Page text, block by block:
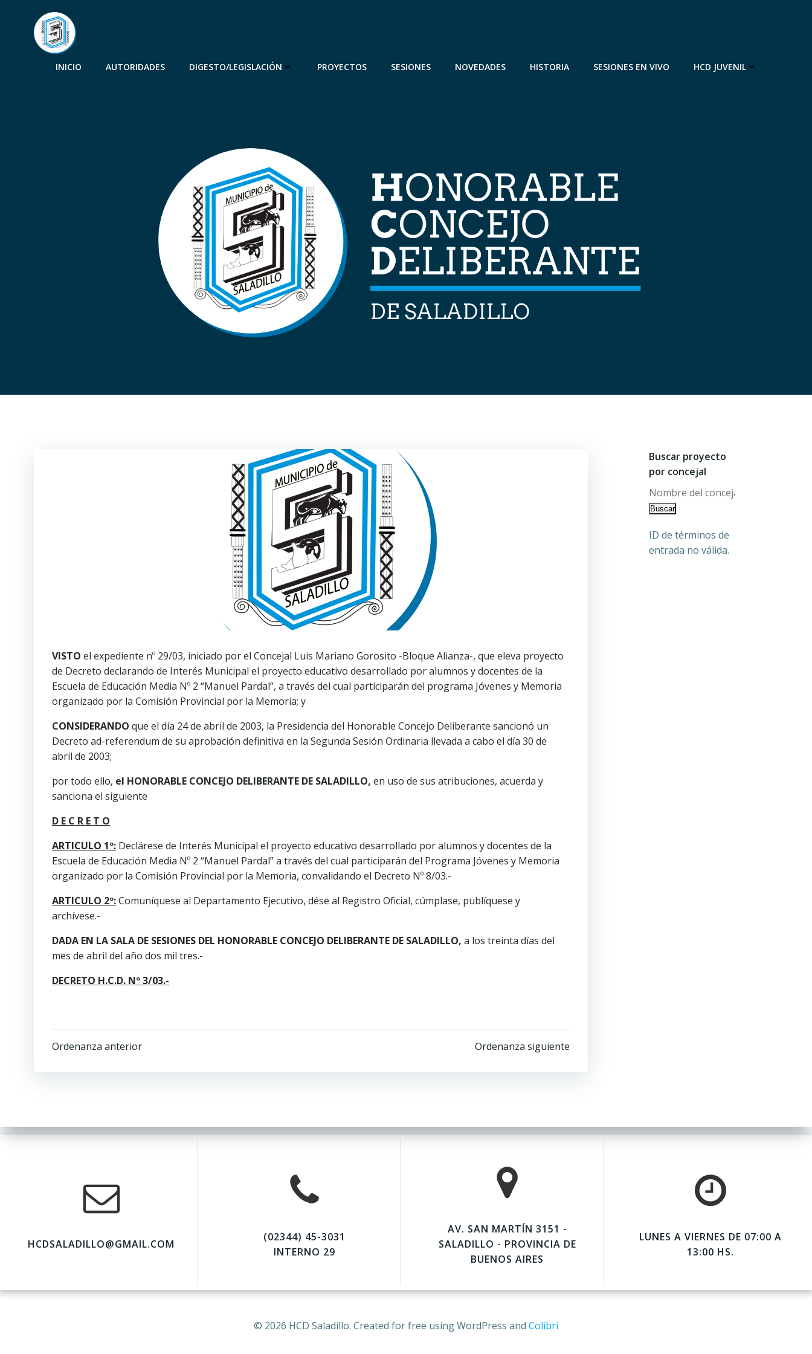
INICIO AUTORIDADES DIGESTO/LEGISLACIÓN PROYECTOS SESIONES NOVEDADES HISTORIA SESIONES EN VIVO HCD JUVENIL
VISTO el expediente nº 29/03, iniciado por el Concejal Luis Mariano Gorosito -Bloque Alianza-, que eleva proyecto
de Decreto declarando de Interés Municipal el proyecto educativo desarrollado por alumnos y docentes de la
Escuela de Educación Media Nº 2 “Manuel Pardal”, a través del cual participarán del programa Jóvenes y Memoria
organizado por la Comisión Provincial por la Memoria; y
CONSIDERANDO que el día 24 de abril de 2003, la Presidencia del Honorable Concejo Deliberante sancionó un
Decreto ad-referendum de su aprobación definitiva en la Segunda Sesión Ordinaria llevada a cabo el día 30 de
abril de 2003;
por todo ello, el HONORABLE CONCEJO DELIBERANTE DE SALADILLO, en uso de sus atribuciones, acuerda y
sanciona el siguiente
D E C R E T O
ARTICULO 1º: Declárese de Interés Municipal el proyecto educativo desarrollado por alumnos y docentes de la
Escuela de Educación Media Nº 2 “Manuel Pardal” a través del cual participarán del Programa Jóvenes y Memoria
organizado por la Comisión Provincial por la Memoria, convalidando el Decreto Nº 8/03.-
ARTICULO 2º:Comuníquese al Departamento Ejecutivo, dése al Registro Oficial, cúmplase, publíquese y
archívese.-
DADA EN LA SALA DE SESIONES DEL HONORABLE CONCEJO DELIBERANTE DE SALADILLO, a los treinta días del
mes de abril del año dos mil tres.-
DECRETO H.C.D. Nº 3/03.-
Ordenanza anterior Ordenanza siguiente
Buscar proyecto
por concejal
ID de términos de
entrada no válida.
HCDSALADILLO@GMAIL.COM
(02344) 45-3031
INTERNO 29
AV. SAN MARTÍN 3151 -
SALADILLO - PROVINCIA DE
BUENOS AIRES
LUNES A VIERNES DE 07:00 A
13:00 HS.
© 2026 HCD Saladillo. Created for free using WordPress and Colibri